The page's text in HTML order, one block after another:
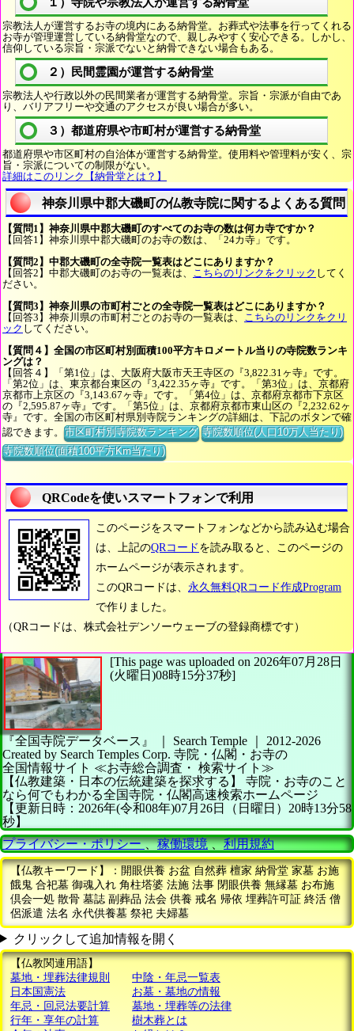
宗教法人が運営するお寺の境内にある納骨堂。お葬式や法事を行ってくれる
お寺が管理運営している納骨堂なので、親しみやすく安心できる。しかし、
信仰している宗旨・宗派でないと納骨できない場合もある。
２）民間霊園が運営する納骨堂
宗教法人や行政以外の民間業者が運営する納骨堂。宗旨・宗派が自由であ
り、バリアフリーや交通のアクセスが良い場合が多い。
３）都道府県や市町村が運営する納骨堂
都道府県や市区町村の自治体が運営する納骨堂。使用料や管理料が安く、宗
旨・宗派についての制限がない。
詳細はこのリンク【納骨堂とは？】
神奈川県中郡大磯町の仏教寺院に関するよくある質問
【質問1】神奈川県中郡大磯町のすべてのお寺の数は何カ寺ですか？
【回答1】神奈川県中郡大磯町のお寺の数は、「24カ寺」です。
【質問2】中郡大磯町の全寺院一覧表はどこにありますか？
【回答2】中郡大磯町のお寺の一覧表は、
こちらのリンクをクリック してく
ださい。
【質問3】神奈川県の市町村ごとの全寺院一覧表はどこにありますか？
【回答3】神奈川県の市町村ごとのお寺の一覧表は、
こちらのリンクをクリ
ック してください。
【質問４】全国の市区町村別面積100平方キロメートル当りの寺院数ランキ
ングは？
【回答４】「第1位」は、大阪府大阪市天王寺区の『3,822.31ヶ寺』です。
「第2位」は、東京都台東区の『3,422.35ヶ寺』です。「第3位」は、京都府
京都市上京区の『3,143.67ヶ寺』です。「第4位」は、京都府京都市下京区
の『2,595.87ヶ寺』です。「第5位」は、京都府京都市東山区の『2,232.62ヶ
寺』です。全国の市区町村県別寺院ランキングの詳細は、下記のボタンで確
認できます。市区町村別寺院数ランキング 寺院数順位(人口10万人当たり)
寺院数順位(面積100平方Km当たり)
QRCodeを使いスマートフォンで利用
このページをスマートフォンなどから読み込む場合
は、上記のQRコード を読み取ると、このページの
ホームページが表示されます。
このQRコードは、 永久無料QRコード作成Program
で作りました。
（QRコードは、株式会社デンソーウェーブの登録商標です）
[This page was uploaded on 2026年07月28日
(火曜日)08時15分37秒]
『全国寺院データベース』 ｜ Search Temple
2012-2026
Created by Search Temples Corp. 寺院・仏閣・お寺の
全国情報サイト ≪お寺総合調査・ 検索サイト≫
【仏教建築・日本の伝統建築を探求する】
寺院・お寺のこと
なら何でもわかる全国寺院・仏閣高速検索ホームページ
【更新日時：2026年(令和08年)07月26日（日曜日）20時13分58
秒】
プライバシー・ポリシー、稼働環境、利用規約
【仏教キーワード】：開眼供養 お盆 自然葬 檀家 納骨堂 家墓 お施
餓鬼 合祀墓 御魂入れ 角柱塔婆 法施 法事 閉眼供養 無縁墓 お布施
倶会一処 散骨 墓誌 副葬品 法会 供養 戒名 帰依 埋葬許可証 終活 僧
侶派遣 法名 永代供養墓 祭祀 夫婦墓
クリックして追加情報を開く
【仏教関連用語】
墓地・埋葬法律規則
中陰・年忌一覧表
日本国憲法
お墓・墓地の情報
年忌・回忌法要計算
墓地・埋葬等の法律
行年・享年の計算
樹木葬とは